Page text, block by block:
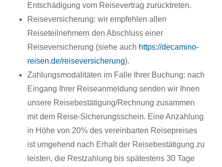
Entschädigung vom Reisevertrag zurücktreten.
Reiseversicherung: wir empfehlen allen
Reiseteilnehmern den Abschluss einer
Reiseversicherung (siehe auch https://decamino-
reisen.de/reiseversicherung).
Zahlungsmodalitäten im Falle Ihrer Buchung: nach
Eingang Ihrer Reiseanmeldung senden wir Ihnen
unsere Reisebestätigung/Rechnung zusammen
mit dem Reise-Sicherungsschein. Eine Anzahlung
in Höhe von 20% des vereinbarten Reisepreises
ist umgehend nach Erhalt der Reisebestätigung zu
leisten, die Restzahlung bis spätestens 30 Tage